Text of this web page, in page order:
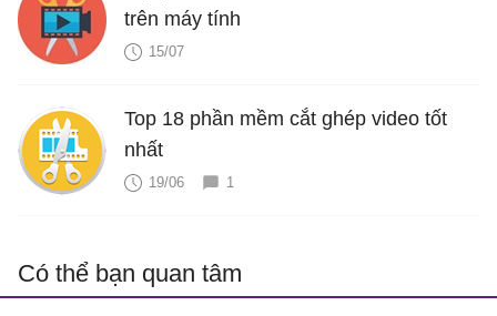
trên máy tính
15/07
Top 18 phần mềm cắt ghép video tốt
nhất
19/06 1
Có thể bạn quan tâm